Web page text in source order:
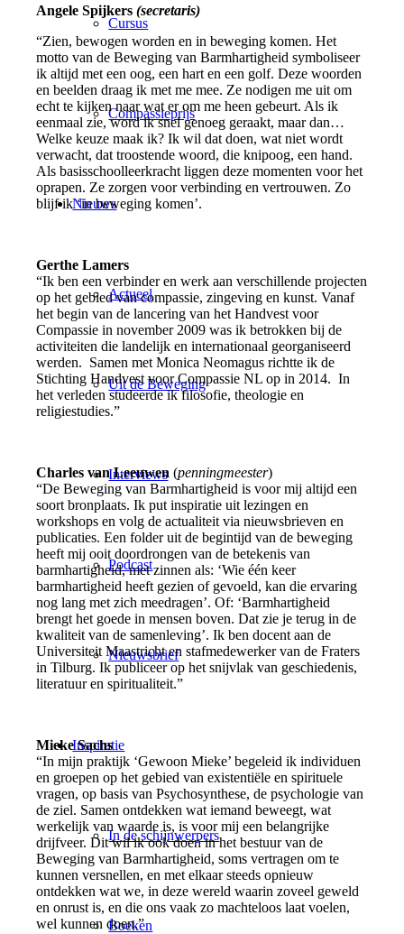
Cursus
Compassieprijs
Nieuws
Actueel
Uit de Beweging
Interviews
Podcast
Nieuwsbrief
Inspiratie
In de schijnwerpers
Boeken
Angele Spijkers(secretaris)
“Zien, bewogen worden en in beweging komen. Het
motto van de Beweging van Barmhartigheid symboliseer
ik altijd met een oog, een hart en een golf. Deze woorden
en beelden draag ik met me mee. Ze nodigen me uit om
echt te kijken naar wat er om me heen gebeurt. Als ik
eenmaal zie, word ik snel genoeg geraakt, maar dan…
Welke keuze maak ik? Ik wil dat doen, wat niet wordt
verwacht, dat troostende woord, die knipoog, een hand.
Als basisschoolleerkracht liggen deze momenten voor het
oprapen. Ze zorgen voor verbinding en vertrouwen. Zo
blijf ik ‘in beweging komen’.
Gerthe Lamers
“Ik ben een verbinder en werk aan verschillende projecten
op het gebied van compassie, zingeving en kunst. Vanaf
het begin van de lancering van het Handvest voor
Compassie in november 2009 was ik betrokken bij de
activiteiten die landelijk en internationaal georganiseerd
werden. Samen met Monica Neomagus richtte ik de
Stichting Handvest voor Compassie NL op in 2014. In
het verleden studeerde ik filosofie, theologie en
religiestudies.”
Charles van Leeuwen (penningmeester)
“De Beweging van Barmhartigheid is voor mij altijd een
soort bronplaats. Ik put inspiratie uit lezingen en
workshops en volg de actualiteit via nieuwsbrieven en
publicaties. Een folder uit de begintijd van de beweging
heeft mij ooit doordrongen van de betekenis van
barmhartigheid, met zinnen als: ‘Wie één keer
barmhartigheid heeft gezien of gevoeld, kan die ervaring
nog lang met zich meedragen’. Of: ‘Barmhartigheid
brengt het goede in mensen boven. Dat zie je terug in de
kwaliteit van de samenleving’. Ik ben docent aan de
Universiteit Maastricht en stafmedewerker van de Fraters
in Tilburg. Ik publiceer op het snijvlak van geschiedenis,
literatuur en spiritualiteit.”
Mieke Sachs
“In mijn praktijk ‘Gewoon Mieke’ begeleid ik individuen
en groepen op het gebied van existentiële en spirituele
vragen, op basis van Psychosynthese, de psychologie van
de ziel. Samen ontdekken wat iemand beweegt, wat
werkelijk van waarde is, is voor mij een belangrijke
drijfveer. Dit wil ik ook doen in het bestuur van de
Beweging van Barmhartigheid, soms vertragen om te
kunnen versnellen, en met elkaar steeds opnieuw
ontdekken wat we, in deze wereld waarin zoveel geweld
en onrust is, en die ons vaak zo machteloos laat voelen,
wel kunnen doen.”